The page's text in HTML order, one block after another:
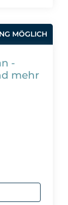
MÖGLICH
-
mehr